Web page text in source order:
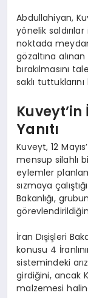
Abdullahiyan,
yönelik
noktada
gözaltına
bırakılmasını
saklı
Kuveyt’in
Yanıtı
Kuveyt, 12
mensup silahlı
eylemler
sızmaya
Bakanlığı,
İran Dışişleri
konusu 4
sistemindeki
girdiğini, ancak
malzemesi